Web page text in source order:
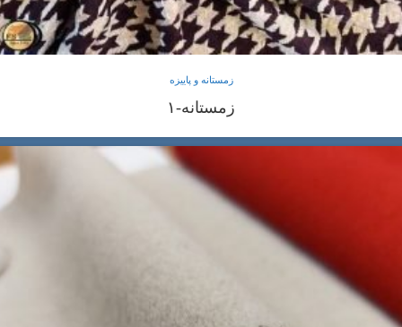
زمستانه و پاییزه
زمستانه-۱